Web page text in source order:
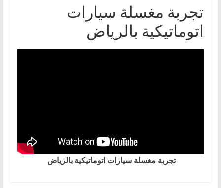
تجربة مغسلة سيارات
اتوماتيكية بالرياض
تجربة مغسلة سيارات اتوماتيكية بالرياض